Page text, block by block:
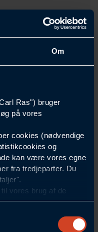
Om
Ras") bruger
på vores
cookies (nødvendige
og
kan være vores egne
fra tredjeparter. Du
vores brug af de
for at hjemmesiden
Ras som
70kg
70
Fjederbelastet